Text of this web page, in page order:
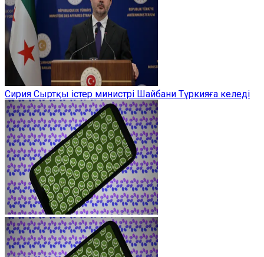
Сирия Сыртқы істер министрі Шайбани Түркияға келеді